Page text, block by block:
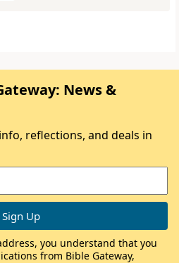
News &
reflections, and deals in
you understand that you
from Bible Gateway,